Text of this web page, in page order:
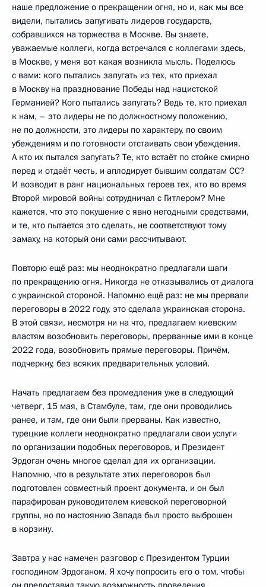
наше предложение о прекращении огня, но и, как мы все
видели, пытались запугивать лидеров государств,
собравшихся на торжества в Москве. Вы знаете,
уважаемые коллеги, когда встречался с коллегами здесь,
в Москве, у меня вот какая возникла мысль. Поделюсь
с вами: кого пытались запугать из тех, кто приехал
в Москву на празднование Победы над нацистской
Германией? Кого пытались запугать? Ведь те, кто приехал
к нам, – это лидеры не по должностному положению,
не по должности, это лидеры по характеру, по своим
убеждениям и по готовности отстаивать свои убеждения.
А кто их пытался запугать? Те, кто встаёт по стойке смирно
перед и отдаёт честь, и аплодирует бывшим солдатам СС?
И возводит в ранг национальных героев тех, кто во время
Второй мировой войны сотрудничал с Гитлером? Мне
кажется, что это покушение с явно негодными средствами,
и те, кто пытается это сделать, не соответствуют тому
замаху, на который они сами рассчитывают.
Повторю ещё раз: мы неоднократно предлагали шаги
по прекращению огня. Никогда не отказывались от диалога
с украинской стороной. Напомню ещё раз: не мы прервали
переговоры в 2022 году, это сделала украинская сторона.
В этой связи, несмотря ни на что, предлагаем киевским
властям возобновить переговоры, прерванные ими в конце
2022 года, возобновить прямые переговоры. Причём,
подчеркну, без всяких предварительных условий.
Начать предлагаем без промедления уже в следующий
четверг, 15 мая, в Стамбуле, там, где они проводились
ранее, и там, где они были прерваны. Как известно,
турецкие коллеги неоднократно предлагали свои услуги
по организации подобных переговоров, и Президент
Эрдоган очень многое сделал для их организации.
Напомню, что в результате этих переговоров был
подготовлен совместный проект документа, и он был
парафирован руководителем киевской переговорной
группы, но по настоянию Запада был просто выброшен
в корзину.
Завтра у нас намечен разговор с Президентом Турции
господином Эрдоганом. Я хочу попросить его о том, чтобы